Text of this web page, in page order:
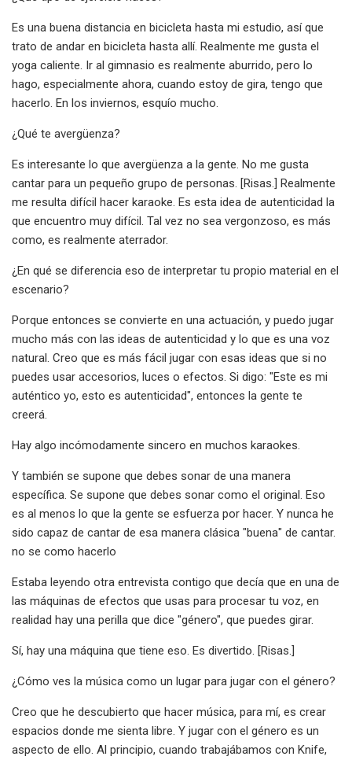
Es una buena distancia en bicicleta hasta mi estudio, así que
trato de andar en bicicleta hasta allí. Realmente me gusta el
yoga caliente. Ir al gimnasio es realmente aburrido, pero lo
hago, especialmente ahora, cuando estoy de gira, tengo que
hacerlo. En los inviernos, esquío mucho.
¿Qué te avergüenza?
Es interesante lo que avergüenza a la gente. No me gusta
cantar para un pequeño grupo de personas. [Risas.] Realmente
me resulta difícil hacer karaoke. Es esta idea de autenticidad la
que encuentro muy difícil. Tal vez no sea vergonzoso, es más
como, es realmente aterrador.
¿En qué se diferencia eso de interpretar tu propio material en el
escenario?
Porque entonces se convierte en una actuación, y puedo jugar
mucho más con las ideas de autenticidad y lo que es una voz
natural. Creo que es más fácil jugar con esas ideas que si no
puedes usar accesorios, luces o efectos. Si digo: "Este es mi
auténtico yo, esto es autenticidad", entonces la gente te
creerá.
Hay algo incómodamente sincero en muchos karaokes.
Y también se supone que debes sonar de una manera
específica. Se supone que debes sonar como el original. Eso
es al menos lo que la gente se esfuerza por hacer. Y nunca he
sido capaz de cantar de esa manera clásica "buena" de cantar.
no se como hacerlo
Estaba leyendo otra entrevista contigo que decía que en una de
las máquinas de efectos que usas para procesar tu voz, en
realidad hay una perilla que dice "género", que puedes girar.
Sí, hay una máquina que tiene eso. Es divertido. [Risas.]
¿Cómo ves la música como un lugar para jugar con el género?
Creo que he descubierto que hacer música, para mí, es crear
espacios donde me sienta libre. Y jugar con el género es un
aspecto de ello. Al principio, cuando trabajábamos con Knife,